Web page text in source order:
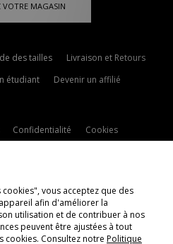
VOTRE MAGASIN
des tailles
Livraison et Retours
étudiant Devenir un affilié
Confidentialité
Cookies
vous acceptez que des
afin d'améliorer la
utilisation et de contribuer à nos
peuvent être ajustées à tout
cookies. Consultez notre Politique